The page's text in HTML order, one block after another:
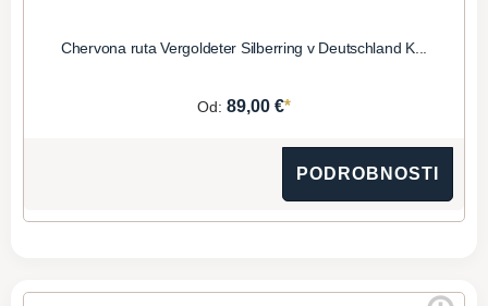
Chervona ruta Vergoldeter Silberring v Deutschland K...
Od: 89,00 €*
PODROBNOSTI